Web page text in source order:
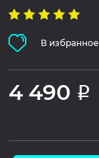
В избранное
4 490 Р